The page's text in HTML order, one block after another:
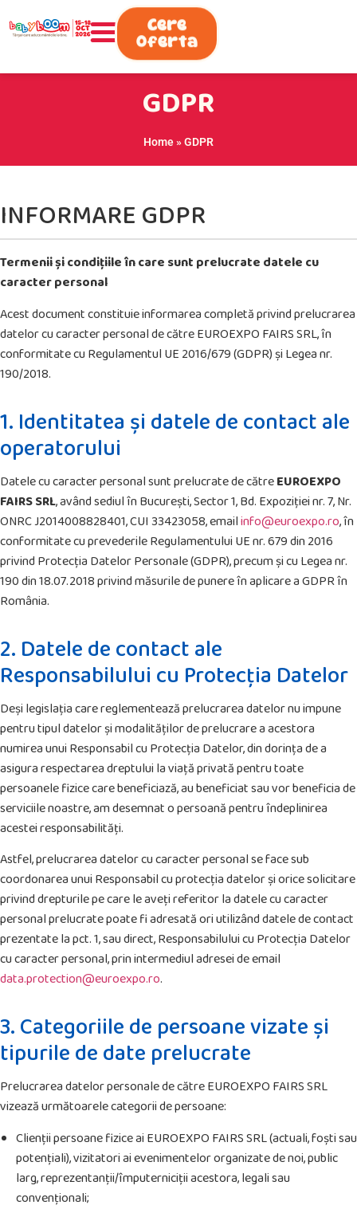
0730.808.038 Cere
Oferta
GDPR
Home»GDPR
INFORMARE GDPR
Termenii și condițiile în care sunt prelucrate datele cu
caracter personal
Acest document constituie informarea completă privind prelucrarea
datelor cu caracter personal de către EUROEXPO FAIRS SRL, în
conformitate cu Regulamentul UE 2016/679 (GDPR) și Legea nr.
190/2018.
1. Identitatea și datele de contact ale
operatorului
Datele cu caracter personal sunt prelucrate de cătreEUROEXPO
FAIRS SRL, având sediul în București, Sector 1, Bd. Expoziției nr. 7, Nr.
ONRC J2014008828401, CUI 33423058, emailinfo@euroexpo.ro, în
conformitate cu prevederile Regulamentului UE nr. 679 din 2016
privind Protecția Datelor Personale (GDPR), precum și cu Legea nr.
190 din 18.07.2018 privind măsurile de punere în aplicare a GDPR în
România.
2. Datele de contact ale
Responsabilului cu Protecția Datelor
Deși legislația care reglementează prelucrarea datelor nu impune
pentru tipul datelor și modalităților de prelucrare a acestora
numirea unui Responsabil cu Protecția Datelor, din dorința de a
asigura respectarea dreptului la viață privată pentru toate
persoanele fizice care beneficiază, au beneficiat sau vor beneficia de
serviciile noastre, am desemnat o persoană pentru îndeplinirea
acestei responsabilități.
Astfel, prelucrarea datelor cu caracter personal se face sub
coordonarea unui Responsabil cu protecția datelor și orice solicitare
privind drepturile pe care le aveți referitor la datele cu caracter
personal prelucrate poate fi adresată ori utilizând datele de contact
prezentate la pct. 1, sau direct, Responsabilului cu Protecția Datelor
cu caracter personal, prin intermediul adresei de email
data.protection@euroexpo.ro.
3. Categoriile de persoane vizate și
tipurile de date prelucrate
Prelucrarea datelor personale de către EUROEXPO FAIRS SRL
vizează următoarele categorii de persoane:
Clienții persoane fizice ai EUROEXPO FAIRS SRL (actuali, foști sau
potențiali), vizitatori ai evenimentelor organizate de noi, public
larg, reprezentanții/împuterniciții acestora, legali sau
convenționali;